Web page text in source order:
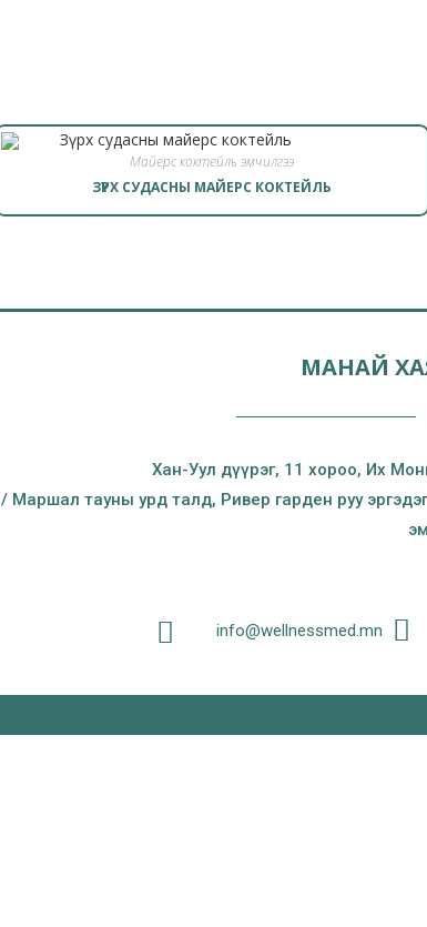
Майерс коктейль эмчилгээ
ЗҮРХ СУДАСНЫ МАЙЕРС КОКТЕЙЛЬ
МАНАЙ
Хан-Уул дүүрэг, 11 хороо, Их
/ Маршал тауны урд талд, Ривер гарден руу
info@wellnessmed.mn